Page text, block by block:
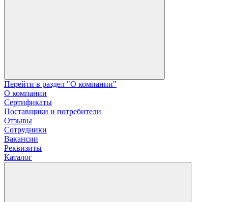
Перейти в раздел "О компании"
О компании
Сертификаты
Поставщики и потребители
Отзывы
Сотрудники
Вакансии
Реквизиты
Каталог